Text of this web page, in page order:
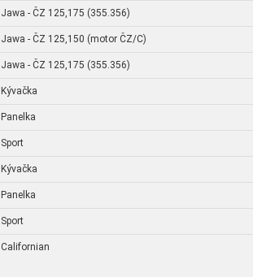
Jawa - ČZ 125,175 (355.356)
Jawa - ČZ 125,150 (motor ČZ/C)
Jawa - ČZ 125,175 (355.356)
Kývačka
Panelka
Sport
Kývačka
Panelka
Sport
Californian